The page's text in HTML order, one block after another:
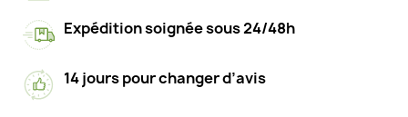
Expédition soignée sous 24/48h
14 jours pour changer d’avis